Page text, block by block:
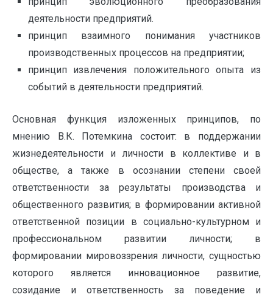
деятельности предприятий.
принцип взаимного понимания участников
производственных процессов на предприятии;
принцип извлечения положительного опыта из
событий в деятельности предприятий.
Основная функция изложенных принципов, по
мнению В.К. Потемкина состоит: в поддержании
жизнедеятельности и личности в коллективе и в
обществе, а также в осознании степени своей
ответственности за результаты производства и
общественного развития; в формировании активной
ответственной позиции в социально-культурном и
профессиональном развитии личности; в
формировании мировоззрения личности, сущностью
которого является инновационное развитие,
созидание и ответственность за поведение и